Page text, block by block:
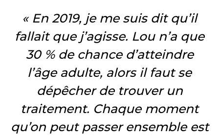
« En 2019, je me suis dit qu’il
fallait que j’agisse. Lou n’a que
30 % de chance d’atteindre
l’âge adulte, alors il faut se
dépêcher de trouver un
traitement. Chaque moment
qu’on peut passer ensemble est